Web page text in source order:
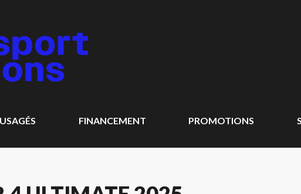
FINANCEMENT PROMOTIONS